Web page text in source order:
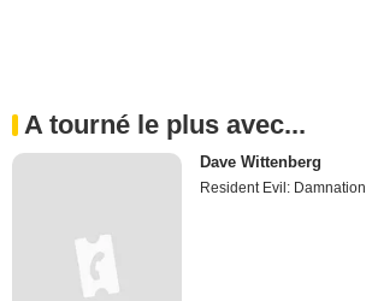
A tourné le plus avec...
Dave Wittenberg
Resident Evil: Damnation